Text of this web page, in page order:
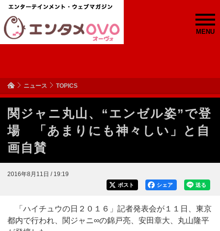
MENU
ニュース TOPICS
関ジャニ丸山、“エンゼル姿”で登
場 「あまりにも神々しい」と自
画自賛
2016年8月11日 / 19:19
送る
シェア
ポスト
「ハイチュウの日２０１６」記者発表会が１１日、東京
都内で行われ、関ジャニ∞の錦戸亮、安田章大、丸山隆平